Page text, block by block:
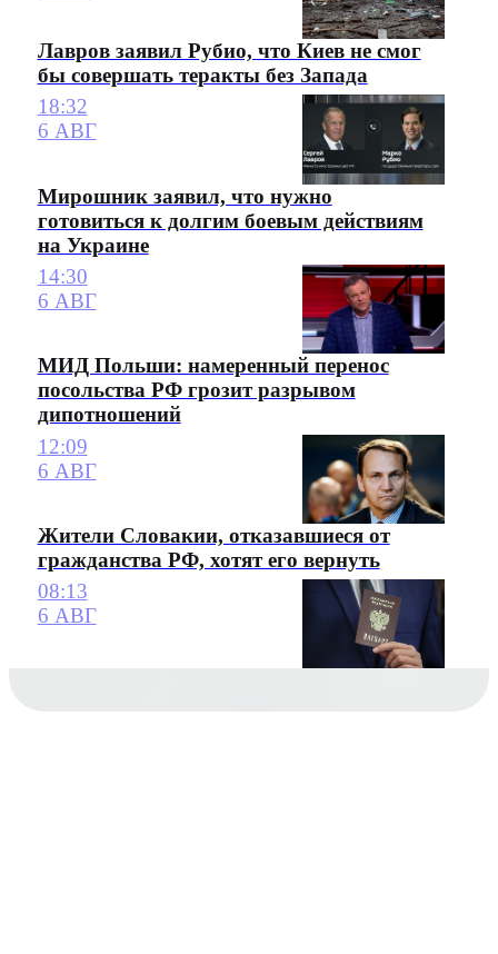
Лавров заявил Рубио, что Киев не смог
бы совершать теракты без Запада
18:32
6 АВГ
Мирошник заявил, что нужно
готовиться к долгим боевым действиям
на Украине
14:30
6 АВГ
МИД Польши: намеренный перенос
посольства РФ грозит разрывом
дипотношений
12:09
6 АВГ
Жители Словакии, отказавшиеся от
гражданства РФ, хотят его вернуть
08:13
6 АВГ